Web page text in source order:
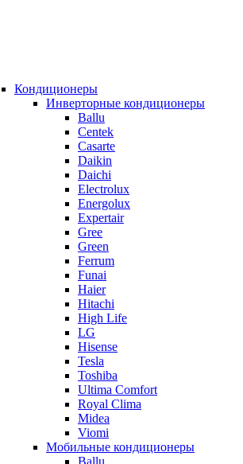
Кондиционеры
Инверторные кондиционеры
Ballu
Centek
Casarte
Daikin
Daichi
Electrolux
Energolux
Expertair
Gree
Green
Ferrum
Funai
Haier
Hitachi
High Life
LG
Hisense
Tesla
Toshiba
Ultima Comfort
Royal Clima
Midea
Viomi
Мобильные кондиционеры